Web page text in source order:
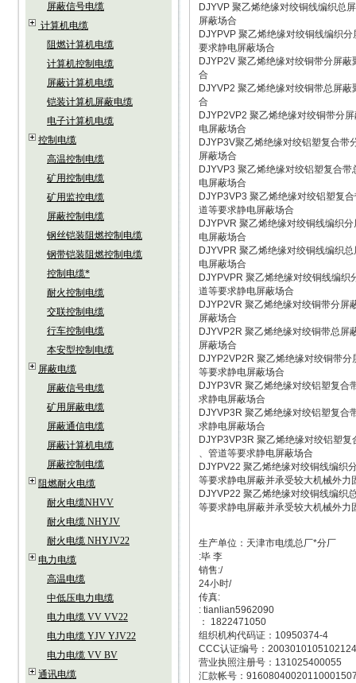
屏蔽信号电缆
计算机电缆
阻燃计算机电缆
计算机控制电缆
屏蔽计算机电缆
铠装计算机屏蔽电缆
电子计算机电缆
控制电缆
高温控制电缆
矿用控制电缆
矿用监控电缆
屏蔽控制电缆
钢丝铠装阻燃控制电缆
钢带铠装阻燃控制电缆
控制电缆*
耐火控制电缆
交联控制电缆
行车控制电缆
本安型控制电缆
屏蔽电缆
屏蔽信号电缆
矿用屏蔽电缆
屏蔽通信电缆
屏蔽计算机电缆
屏蔽控制电缆
阻燃耐火电缆
耐火电缆NHVV
耐火电缆 NHYJV
耐火电缆 NHYJV22
电力电缆
高温电缆
中低压电力电缆
电力电缆 VV VV22
电力电缆 YJV YJV22
电力电缆 VV BV
通讯电缆
DJYVP 聚乙烯绝缘对绞铜线编织总
屏蔽场合
DJYPVP 聚乙烯绝缘对绞铜线编织
要求静电屏蔽场合
DJYP2V 聚乙烯绝缘对绞铜带分屏
合
DJYVP2 聚乙烯绝缘对绞铜带总屏
合
DJYP2VP2 聚乙烯绝缘对绞铜带分
电屏蔽场合
DJYP3V聚乙烯绝缘对绞铝塑复合带
屏蔽场合
DJYVP3 聚乙烯绝缘对绞铝塑复合
电屏蔽场合
DJYP3VP3 聚乙烯绝缘对绞铝塑复
道等要求静电屏蔽场合
DJYPVR 聚乙烯绝缘对绞铜线编织
电屏蔽场合
DJYVPR 聚乙烯绝缘对绞铜线编织
电屏蔽场合
DJYPVPR 聚乙烯绝缘对绞铜线编
道等要求静电屏蔽场合
DJYP2VR 聚乙烯绝缘对绞铜带分屏
屏蔽场合
DJYVP2R 聚乙烯绝缘对绞铜带总屏
屏蔽场合
DJYP2VP2R 聚乙烯绝缘对绞铜带
等要求静电屏蔽场合
DJYP3VR 聚乙烯绝缘对绞铝塑复合
求静电屏蔽场合
DJYVP3R 聚乙烯绝缘对绞铝塑复合
求静电屏蔽场合
DJYP3VP3R 聚乙烯绝缘对绞铝塑
、管道等要求静电屏蔽场合
DJYPV22 聚乙烯绝缘对绞铜线编织
等要求静电屏蔽并承受较大机械外力
DJYVP22 聚乙烯绝缘对绞铜线编织
等要求静电屏蔽并承受较大机械外力
生产单位：天津市电缆总厂*分厂
:毕 李
销售:/
24小时/
传真:
: tianlian5962090
： 1822471050
组织机构代码证：10950374-4
CCC认证编号：2003010105102124
营业执照注册号：131025400055
汇款帐号：